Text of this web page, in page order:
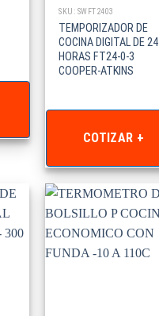
SKU: SWFT2403
TEMPORIZADOR DE
COCINA DIGITAL DE 24
HORAS FT24-0-3
COOPER-ATKINS
COTIZAR +